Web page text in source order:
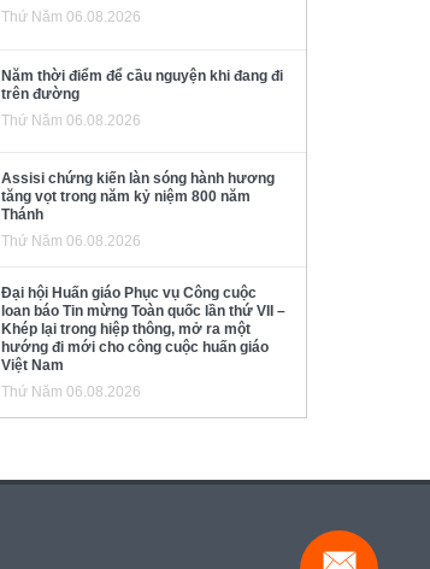
Thứ Năm 06.08.2026
Năm thời điểm để cầu nguyện khi đang đi
trên đường
Thứ Năm 06.08.2026
Assisi chứng kiến làn sóng hành hương
tăng vọt trong năm kỷ niệm 800 năm
Thánh
Thứ Năm 06.08.2026
Đại hội Huấn giáo Phục vụ Công cuộc
loan báo Tin mừng Toàn quốc lần thứ VII –
Khép lại trong hiệp thông, mở ra một
hướng đi mới cho công cuộc huấn giáo
Việt Nam
Thứ Năm 06.08.2026